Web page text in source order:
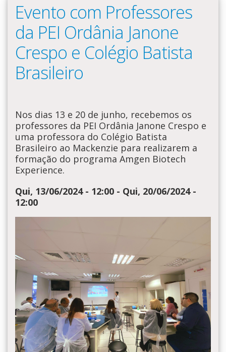
Evento com Professores
da PEI Ordânia Janone
Crespo e Colégio Batista
Brasileiro
Nos dias 13 e 20 de junho, recebemos os
professores da PEI Ordânia Janone Crespo e
uma professora do Colégio Batista
Brasileiro ao Mackenzie para realizarem a
formação do programa Amgen Biotech
Experience.
Qui, 13/06/2024 - 12:00 - Qui, 20/06/2024 -
12:00